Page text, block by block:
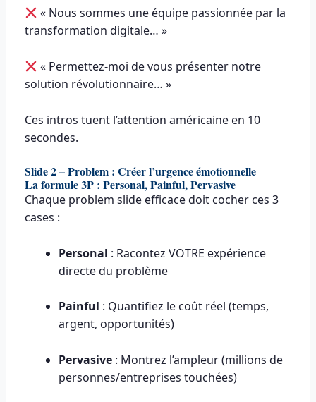
« Nous sommes une équipe passionnée par la
transformation digitale… »
« Permettez-moi de vous présenter notre
solution révolutionnaire… »
Ces intros tuent l’attention américaine en 10
secondes.
Slide 2 – Problem : Créer l’urgence émotionnelle
La formule 3P : Personal, Painful, Pervasive
Chaque problem slide efficace doit cocher ces 3
cases :
Personal : Racontez VOTRE expérience
directe du problème
Painful : Quantifiez le coût réel (temps,
argent, opportunités)
Pervasive : Montrez l’ampleur (millions de
personnes/entreprises touchées)